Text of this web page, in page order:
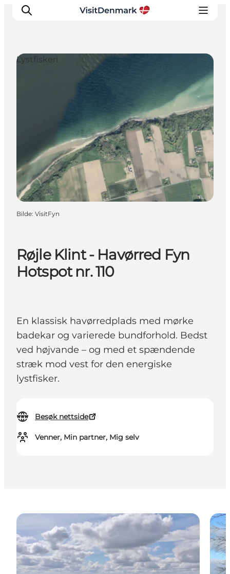
Overnatting
Planlegg reisen
Røjle Klint - Havørred Fyn
Hotspot nr. 110
En klassisk havørredplads med mørke
badekar og varierede bundforhold. Bedst
ved højvande – og med et spændende
stræk mod vest for den energiske
lystfisker.
Besøk nettside
Venner, Min partner, Mig selv
Lystfiskeri
Bilde: VisitFyn